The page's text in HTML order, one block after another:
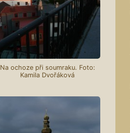
Na ochoze při soumraku. Foto:
Kamila Dvořáková